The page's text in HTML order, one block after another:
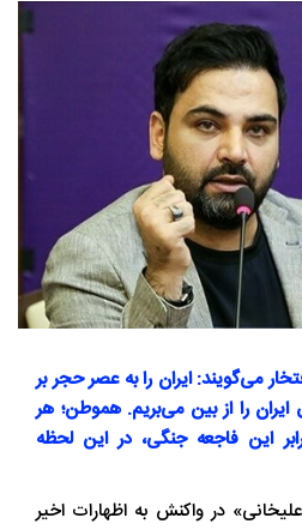
می‌گویند: ایران را به عصر حجر بر
ایران را از بین می‌بریم. هموطن؛ هر
این فاجعه جنگی، در این لحظه
در واکنش به اظهارات اخیر